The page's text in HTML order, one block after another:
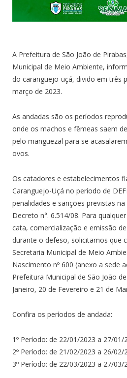
A Prefeitura de São João de
Municipal de Meio Ambiente,
do caranguejo-uçá, divido em três
março de 2023.
As andadas são os períodos
onde os machos e fêmeas saem
pelo manguezal para se
ovos.
Os catadores e estabelecimentos
Caranguejo-Uçá no período de
penalidades e sanções previstas
Decreto n°. 6.514/08. Para
cata, comercialização e emissão
durante o defeso, solicitamos que
Secretaria Municipal de Meio
Nascimento nº 600 (anexo a sede
Prefeitura Municipal de São João
Janeiro, 20 de Fevereiro e 21 de
Confira os períodos de andada:
1º Período: de 22/01/2023 a 27/01/
2º Período: de 21/02/2023 a 26/02/
3º Período: de 22/03/2023 a 27/03/